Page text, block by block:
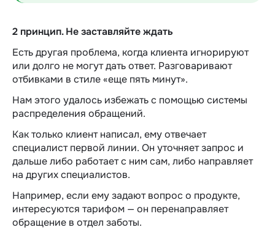
2 принцип. Не заставляйте ждать
Есть другая проблема, когда клиента игнорируют
или долго не могут дать ответ. Разговаривают
отбивками в стиле «‎еще пять минут».
Нам этого удалось избежать с помощью системы
распределения обращений.
Как только клиент написал, ему отвечает
специалист первой линии. Он уточняет запрос и
дальше либо работает с ним сам, либо направляет
на других специалистов.
Например, если ему задают вопрос о продукте,
интересуются тарифом — он перенаправляет
обращение в отдел заботы.